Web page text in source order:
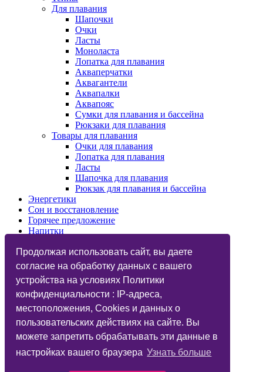
Продолжая использовать сайт, вы даете
согласие на обработку данных с вашего
устройства на условиях Политики
конфиденциальности : IP-адреса,
местоположения, Cookies и данных о
пользовательских действиях на сайте. Вы
можете запретить обрабатывать эти данные в
настройках вашего браузера Узнать больше
Для плавания
Шапочки
Очки
Ласты
Моноласта
Лопатка для плавания
Акваперчатки
Аквагантели
Аквапалки
Аквапояс
Сумки для плавания и бассейна
Рюкзаки для плавания
Товары для плавания
Очки для плавания
Лопатка для плавания
Ласты
Шапочка для плавания
Рюкзак для плавания и бассейна
Энергетики
Сон и восстановление
Горячее предложение
Напитки
Назначения
Бренды
Vegan
Глютаминовая кислота
Функциональный тренинг
Подарочные карты
Дисконтные карты
Фитнес-бар
Статьи
Вопрос Ответ